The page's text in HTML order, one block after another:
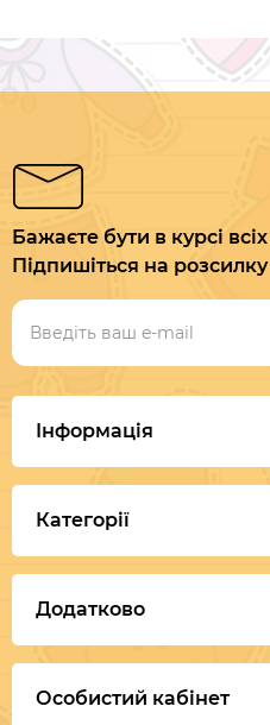
Бажаєте бути в курсі
Підпишіться на розсилку
Інформація
Категорії
Додатково
Особистий кабінет